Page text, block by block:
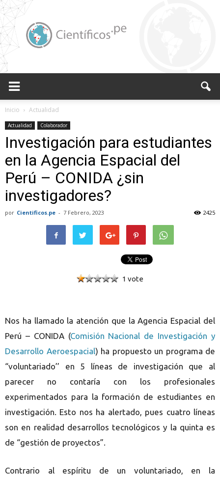
Cientificos
Peruanos
Inicio Actualidad
Actualidad Colaborador
Investigación para estudiantes
en la Agencia Espacial del
Perú – CONIDA ¿sin
investigadores?
por Cientificos.pe - 7 Febrero, 2023 2425
1 vote
Nos ha llamado la atención que la Agencia Espacial del
Perú – CONIDA (Comisión Nacional de Investigación y
Desarrollo Aeroespacial) ha propuesto un programa de
“voluntariado’’ en 5 líneas de investigación que al
parecer no contaría con los profesionales
experimentados para la formación de estudiantes en
investigación. Esto nos ha alertado, pues cuatro líneas
son en realidad desarrollos tecnológicos y la quinta es
de “gestión de proyectos”.
Contrario al espíritu de un voluntariado, en la